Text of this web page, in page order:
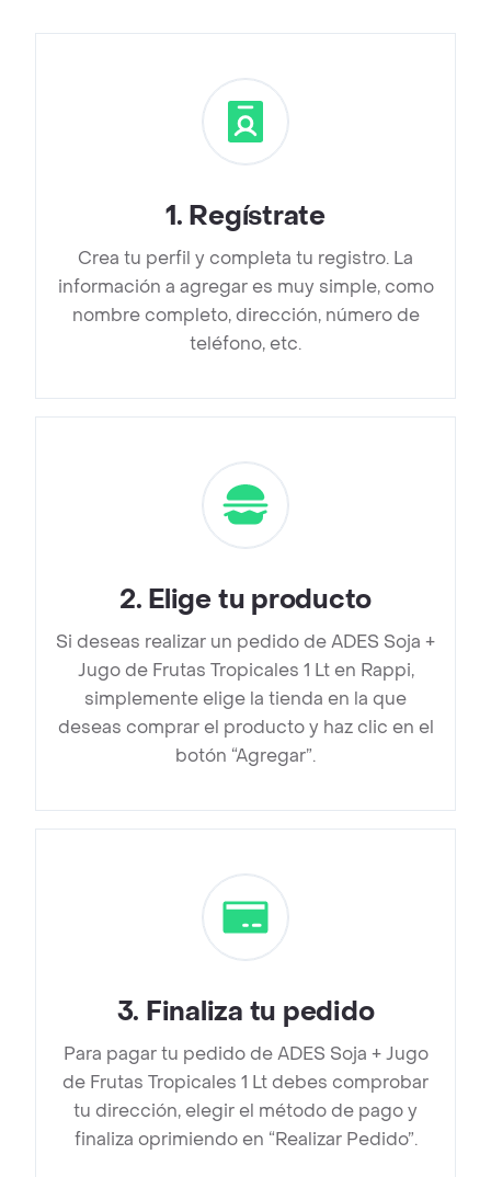
1. Regístrate
Crea tu perfil y completa tu registro. La
información a agregar es muy simple, como
nombre completo, dirección, número de
teléfono, etc.
2. Elige tu producto
Si deseas realizar un pedido de ADES Soja +
Jugo de Frutas Tropicales 1 Lt en Rappi,
simplemente elige la tienda en la que
deseas comprar el producto y haz clic en el
botón “Agregar”.
3. Finaliza tu pedido
Para pagar tu pedido de ADES Soja + Jugo
de Frutas Tropicales 1 Lt debes comprobar
tu dirección, elegir el método de pago y
finaliza oprimiendo en “Realizar Pedido”.